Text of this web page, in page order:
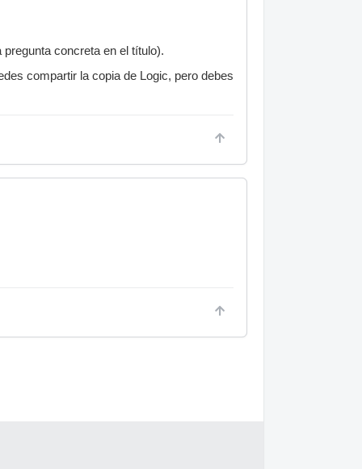
concreta en el título).
compartir la copia de Logic, pero debes